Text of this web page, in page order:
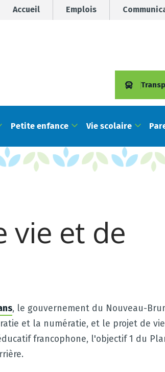
Accueil Emplois
Petite enfance Vie scolaire
vie et de
, le gouvernement du Nouveau-
et la numératie, et le projet de
francophone, l'objectif 1 du